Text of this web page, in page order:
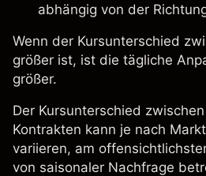
abhängig von der
Wenn der Kursunterschied
größer ist, ist die tägliche
größer.
Der Kursunterschied
Kontrakten kann je nach
variieren, am
von saisonaler Nachfrage